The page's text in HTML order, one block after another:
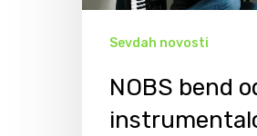
Hit enter to search or
Sevdah novosti
NOBS bend